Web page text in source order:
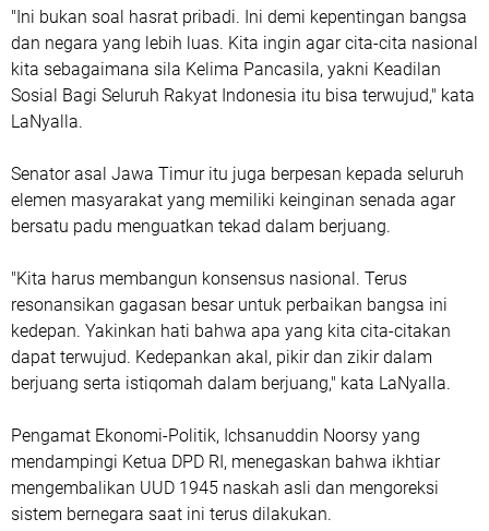
"Ini bukan soal hasrat pribadi. Ini demi kepentingan bangsa
dan negara yang lebih luas. Kita ingin agar cita-cita nasional
kita sebagaimana sila Kelima Pancasila, yakni Keadilan
Sosial Bagi Seluruh Rakyat Indonesia itu bisa terwujud," kata
LaNyalla.
Senator asal Jawa Timur itu juga berpesan kepada seluruh
elemen masyarakat yang memiliki keinginan senada agar
bersatu padu menguatkan tekad dalam berjuang.
"Kita harus membangun konsensus nasional. Terus
resonansikan gagasan besar untuk perbaikan bangsa ini
kedepan. Yakinkan hati bahwa apa yang kita cita-citakan
dapat terwujud. Kedepankan akal, pikir dan zikir dalam
berjuang serta istiqomah dalam berjuang," kata LaNyalla.
Pengamat Ekonomi-Politik, Ichsanuddin Noorsy yang
mendampingi Ketua DPD RI, menegaskan bahwa ikhtiar
mengembalikan UUD 1945 naskah asli dan mengoreksi
sistem bernegara saat ini terus dilakukan.